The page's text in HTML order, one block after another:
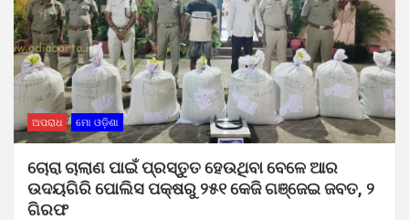
ଅପରାଧ ମୋ ଓଡ଼ିଶା
ଚୋରା ଚାଲାଣ ପାଇଁ ପ୍ରସ୍ତୁତ ହେଉଥିବା ବେଳେ ଆର
ଉଦୟଗିରି ପୋଲିସ ପକ୍ଷରୁ ୨୫୧ କେଜି ଗଞ୍ଜେଇ ଜବତ, ୨
ଗିରଫ